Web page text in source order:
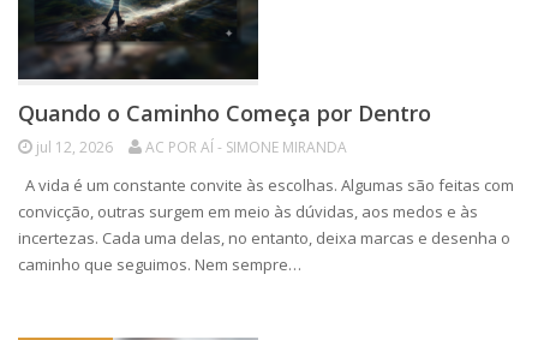
Quando o Caminho Começa por Dentro
jul 12, 2026 AC POR AÍ - SIMONE MIRANDA
A vida é um constante convite às escolhas. Algumas são feitas com
convicção, outras surgem em meio às dúvidas, aos medos e às
incertezas. Cada uma delas, no entanto, deixa marcas e desenha o
caminho que seguimos. Nem sempre…